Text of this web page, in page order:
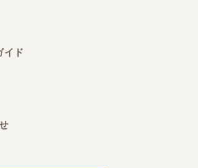
イド